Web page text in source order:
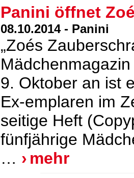
Panini öffnet
08.10.2014 - Panini
„Zoés
9. Oktober an ist
Ex-emplaren im
seitige Heft
fünfjährige
…
mehr